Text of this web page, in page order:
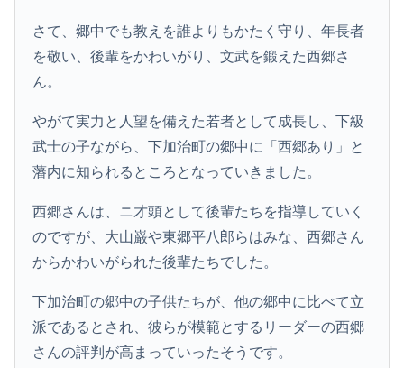
さて、郷中でも教えを誰よりもかたく守り、年長者
を敬い、後輩をかわいがり、文武を鍛えた西郷さ
ん。
やがて実力と人望を備えた若者として成長し、下級
武士の子ながら、下加治町の郷中に「西郷あり」と
藩内に知られるところとなっていきました。
西郷さんは、ニ才頭として後輩たちを指導していく
のですが、大山巌や東郷平八郎らはみな、西郷さん
からかわいがられた後輩たちでした。
下加治町の郷中の子供たちが、他の郷中に比べて立
派であるとされ、彼らが模範とするリーダーの西郷
さんの評判が高まっていったそうです。